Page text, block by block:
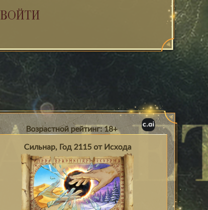
ВОЙТИ
Возрастной рейтинг: 18+
Сильнар, Год 2115 от Исхода